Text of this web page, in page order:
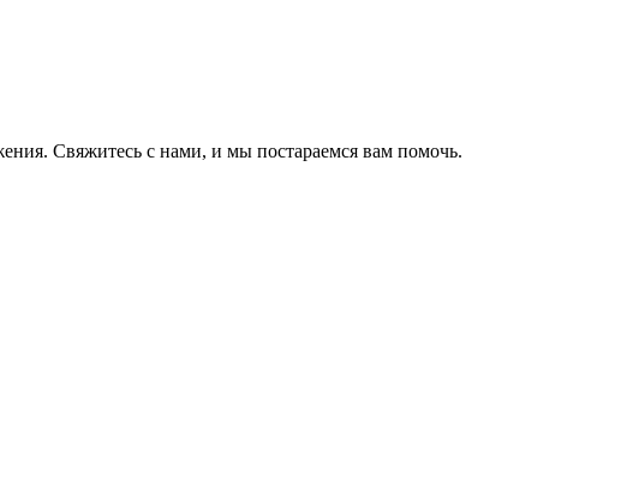
Свяжитесь с нами, и мы постараемся вам помочь.